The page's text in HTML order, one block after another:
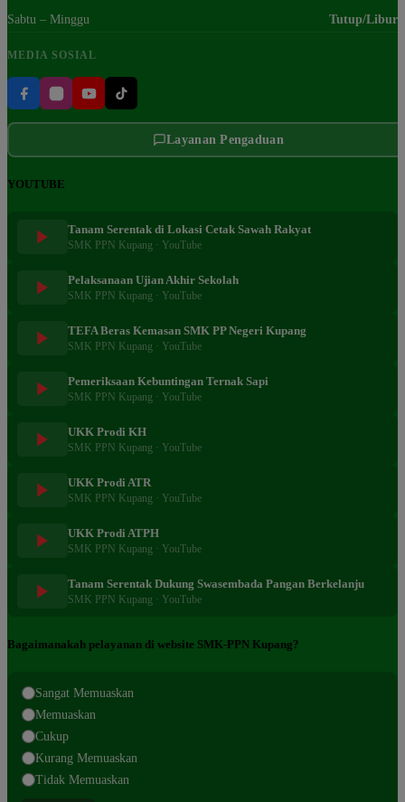
Sabtu – Minggu Tutup/Libur
MEDIA SOSIAL
Layanan Pengaduan
YOUTUBE
Tanam Serentak di Lokasi Cetak Sawah Rakyat
SMK PPN Kupang · YouTube
Pelaksanaan Ujian Akhir Sekolah
SMK PPN Kupang · YouTube
TEFA Beras Kemasan SMK PP Negeri Kupang
SMK PPN Kupang · YouTube
Pemeriksaan Kebuntingan Ternak Sapi
SMK PPN Kupang · YouTube
UKK Prodi KH
SMK PPN Kupang · YouTube
UKK Prodi ATR
SMK PPN Kupang · YouTube
UKK Prodi ATPH
SMK PPN Kupang · YouTube
Tanam Serentak Dukung Swasembada Pangan Berkelanju
SMK PPN Kupang · YouTube
Bagaimanakah pelayanan di website SMK-PPN Kupang?
Sangat Memuaskan
Memuaskan
Cukup
Kurang Memuaskan
Tidak Memuaskan